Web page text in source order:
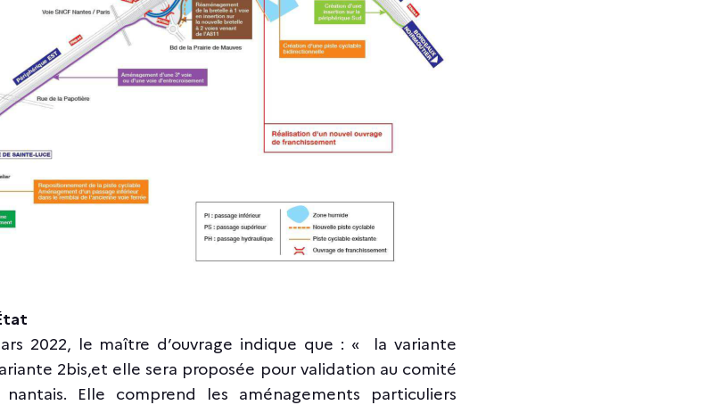
2022, le maître d’ouvrage indique que : « la variante
2bis,et elle sera proposée pour validation au comité
Elle comprend les aménagements particuliers